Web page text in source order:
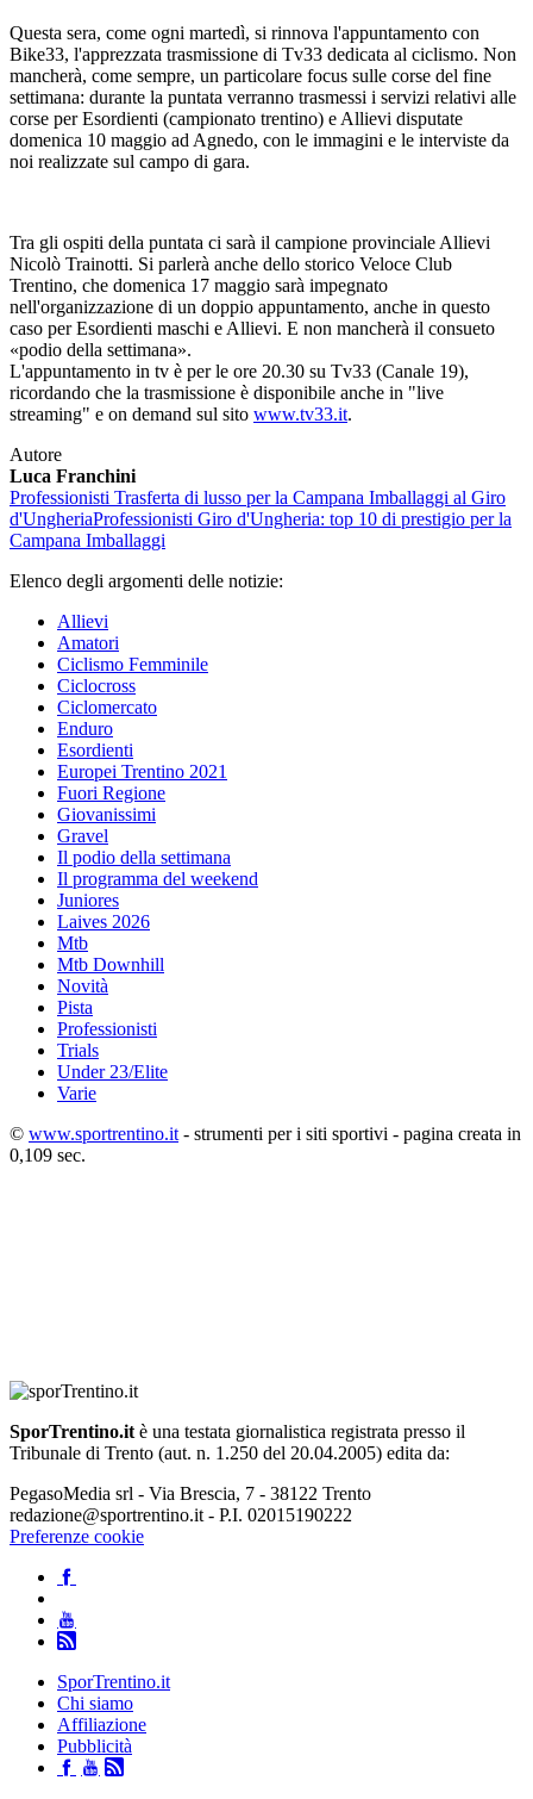
Questa sera, come ogni martedì, si rinnova l'appuntamento con
Bike33, l'apprezzata trasmissione di Tv33 dedicata al ciclismo. Non
mancherà, come sempre, un particolare focus sulle corse del fine
settimana: durante la puntata verranno trasmessi i servizi relativi alle
corse per Esordienti (campionato trentino) e Allievi disputate
domenica 10 maggio ad Agnedo, con le immagini e le interviste da
noi realizzate sul campo di gara.
Tra gli ospiti della puntata ci sarà il campione provinciale Allievi
Nicolò Trainotti. Si parlerà anche dello storico Veloce Club
Trentino, che domenica 17 maggio sarà impegnato
nell'organizzazione di un doppio appuntamento, anche in questo
caso per Esordienti maschi e Allievi. E non mancherà il consueto
«podio della settimana».
L'appuntamento in tv è per le ore 20.30 su Tv33 (Canale 19),
ricordando che la trasmissione è disponibile anche in "live
streaming" e on demand sul sito www.tv33.it.
Autore
Luca Franchini
Professionisti Trasferta di lusso per la Campana Imballaggi al Giro
d'UngheriaProfessionisti Giro d'Ungheria: top 10 di prestigio per la
Campana Imballaggi
Elenco degli argomenti delle notizie:
Allievi
Amatori
Ciclismo Femminile
Ciclocross
Ciclomercato
Enduro
Esordienti
Europei Trentino 2021
Fuori Regione
Giovanissimi
Gravel
Il podio della settimana
Il programma del weekend
Juniores
Laives 2026
Mtb
Mtb Downhill
Novità
Pista
Professionisti
Trials
Under 23/Elite
Varie
© www.sportrentino.it - strumenti per i siti sportivi - pagina creata in
0,109 sec.
SporTrentino.it è una testata giornalistica registrata presso il
Tribunale di Trento (aut. n. 1.250 del 20.04.2005) edita da:
PegasoMedia srl - Via Brescia, 7 - 38122 Trento
redazione@sportrentino.it - P.I. 02015190222
Preferenze cookie
SporTrentino.it
Chi siamo
Affiliazione
Pubblicità